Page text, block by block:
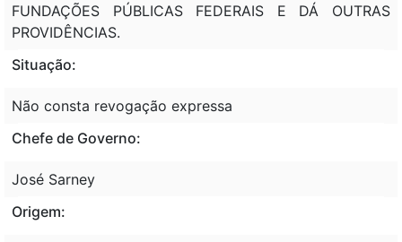
FUNDAÇÕES PÚBLICAS FEDERAIS E DÁ OUTRAS
PROVIDÊNCIAS.
Situação:
Não consta revogação expressa
Chefe de Governo:
José Sarney
Origem: